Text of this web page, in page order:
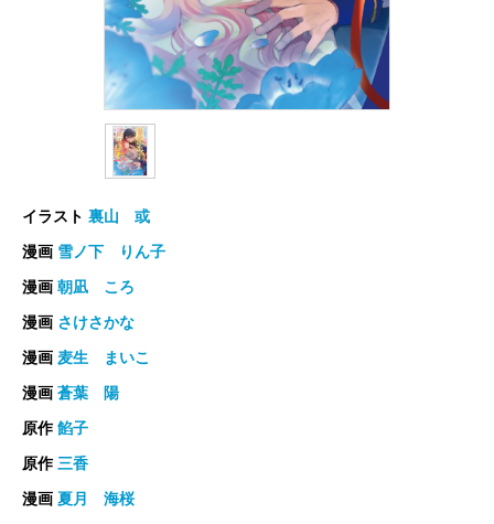
イラスト 裏山 或
漫画 雪ノ下 りん子
漫画 朝凪 ころ
漫画 さけさかな
漫画 麦生 まいこ
漫画 蒼葉 陽
原作餡子
原作 三香
漫画 夏月 海桜